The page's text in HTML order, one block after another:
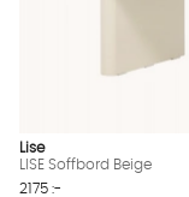
Lise
LISE Soffbord Beige
2175 :-